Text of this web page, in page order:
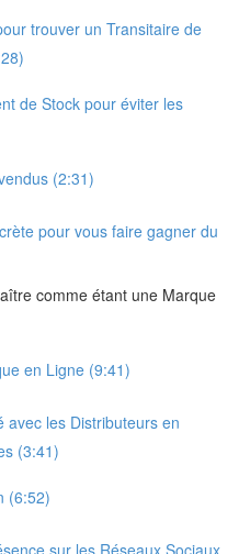
trouver un Transitaire de
de Stock pour éviter les
(2:31)
pour vous faire gagner du
comme étant une Marque
en Ligne (9:41)
avec les Distributeurs en
(3:41)
(6:52)
sur les Réseaux Sociaux